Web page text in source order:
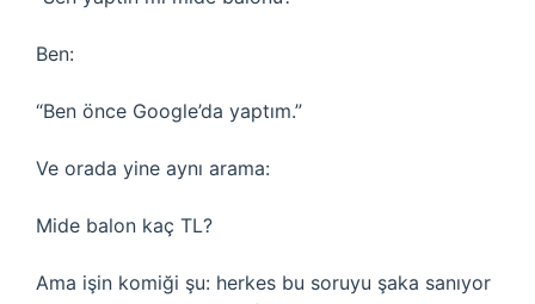
Ben:
“Ben önce Google’da yaptım.”
Ve orada yine aynı arama:
Mide balon kaç TL?
Ama işin komiği şu: herkes bu soruyu şaka sanıyor